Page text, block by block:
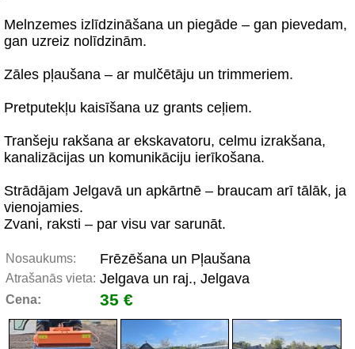
Melnzemes izlīdzināšana un piegāde – gan pievedam,
gan uzreiz nolīdzinām.
Zāles pļaušana – ar mulčētāju un trimmeriem.
Pretputekļu kaisīšana uz grants ceļiem.
Tranšeju rakšana ar ekskavatoru, celmu izrakšana,
kanalizācijas un komunikāciju ierīkošana.
Strādājam Jelgavā un apkārtnē – braucam arī tālāk, ja
vienojamies.
Zvani, raksti – par visu var sarunāt.
Nosaukums: Frēzēšana un Pļaušana
Atrašanās vieta: Jelgava un raj., Jelgava
Cena: 35 €